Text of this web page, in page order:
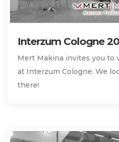
Interzum Cologne
Mert Makina invites you to
at Interzum Cologne. We
there!